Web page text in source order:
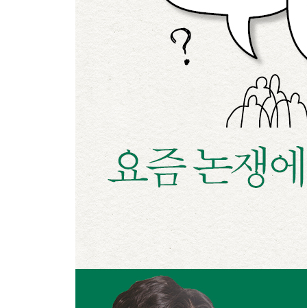
아이에게 무서운 이야기를 하는 것은 아동학대일
살면서 한 번쯤은 꼭 만나야 할 철학자들 3
4장 함께하기 위해 필요한 최소한의 태도│사회 구
왜 투표권은 모두가 한 표씩 가져야 하는 걸까?│
식당에서 음식을 남기는 것이 왜 문제가 될까?│한
노키즈존은 정당한 권리 행사일까?│소피아 모로,
놀이공원 패스트트랙 정책은 과연 공정할까?│아
장애인 이웃을 위해 피해를 감수해야 할까?│마사
내가 모르는 사람의 죽음을 반드시 슬퍼해야 할까
살면서 한 번쯤은 꼭 만나야 할 철학자들 4